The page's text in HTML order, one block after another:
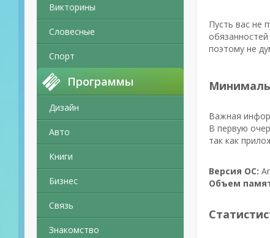
Викторины
Словесные
Спорт
Программы
Дизайн
Авто
Книги
Бизнес
Связь
Знакомство
Пусть вас не
поэтому не
Важная
В первую
так как
Версия ОС:
Объем